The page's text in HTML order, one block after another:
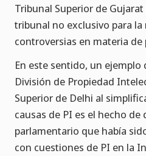
Tribunal Superior de
tribunal no exclusivo para
controversias en materia
En este sentido, un ejemplo
División de Propiedad
Superior de Delhi al
causas de PI es el hecho de
parlamentario que había
con cuestiones de PI en la